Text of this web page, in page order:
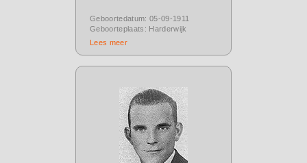
Geboortedatum: 05-09-1911
Geboorteplaats: Harderwijk
Lees meer